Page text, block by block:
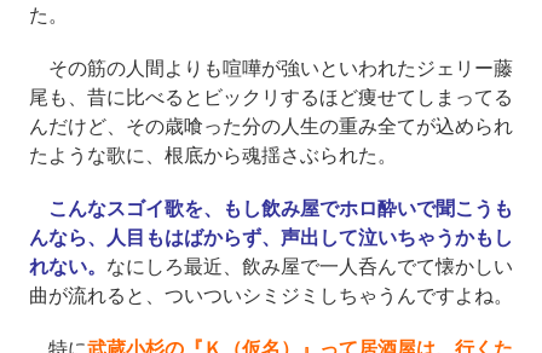
た。
その筋の人間よりも喧嘩が強いといわれたジェリー藤
尾も、昔に比べるとビックリするほど痩せてしまってる
んだけど、その歳喰った分の人生の重み全てが込められ
たような歌に、根底から魂揺さぶられた。
こんなスゴイ歌を、もし飲み屋でホロ酔いで聞こうも
んなら、人目もはばからず、声出して泣いちゃうかもし
れない。 なにしろ最近、飲み屋で一人呑んでて懐かしい
曲が流れると、ついついシミジミしちゃうんですよね。